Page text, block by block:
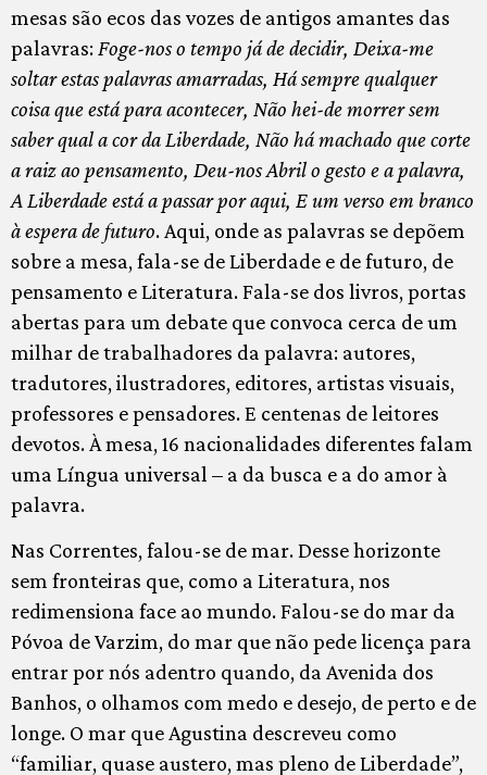
mesas são ecos das vozes de antigos amantes das
palavras: Foge-nos o tempo já de decidir, Deixa-me
soltar estas palavras amarradas, Há sempre qualquer
coisa que está para acontecer, Não hei-de morrer sem
saber qual a cor da Liberdade, Não há machado que corte
a raiz ao pensamento, Deu-nos Abril o gesto e a palavra,
A Liberdade está a passar por aqui, E um verso em branco
à espera de futuro. Aqui, onde as palavras se depõem
sobre a mesa, fala-se de Liberdade e de futuro, de
pensamento e Literatura. Fala-se dos livros, portas
abertas para um debate que convoca cerca de um
milhar de trabalhadores da palavra: autores,
tradutores, ilustradores, editores, artistas visuais,
professores e pensadores. E centenas de leitores
devotos. À mesa, 16 nacionalidades diferentes falam
uma Língua universal – a da busca e a do amor à
palavra.
Nas Correntes, falou-se de mar. Desse horizonte
sem fronteiras que, como a Literatura, nos
redimensiona face ao mundo. Falou-se do mar da
Póvoa de Varzim, do mar que não pede licença para
entrar por nós adentro quando, da Avenida dos
Banhos, o olhamos com medo e desejo, de perto e de
longe. O mar que Agustina descreveu como
“familiar, quase austero, mas pleno de Liberdade”,